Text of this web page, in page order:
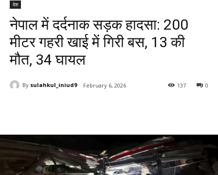
देश
नेपाल में दर्दनाक सड़क हादसा: 200
मीटर गहरी खाई में गिरी बस, 13 की
मौत, 34 घायल
By sulahkul_iniud9 February 6, 2026 0
137